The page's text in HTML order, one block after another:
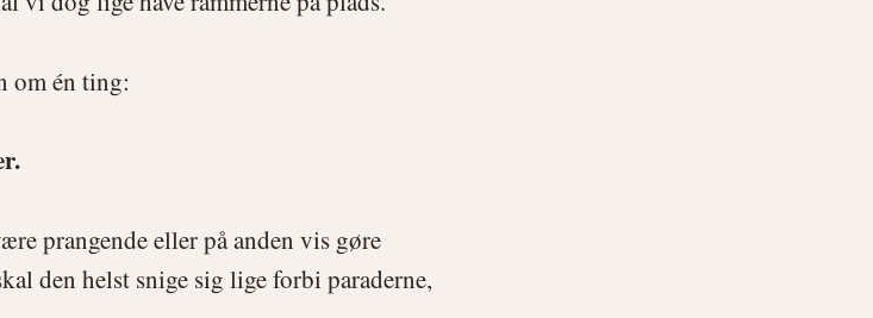
om én ting:
prangende eller på anden vis gøre
den helst snige sig lige forbi paraderne,